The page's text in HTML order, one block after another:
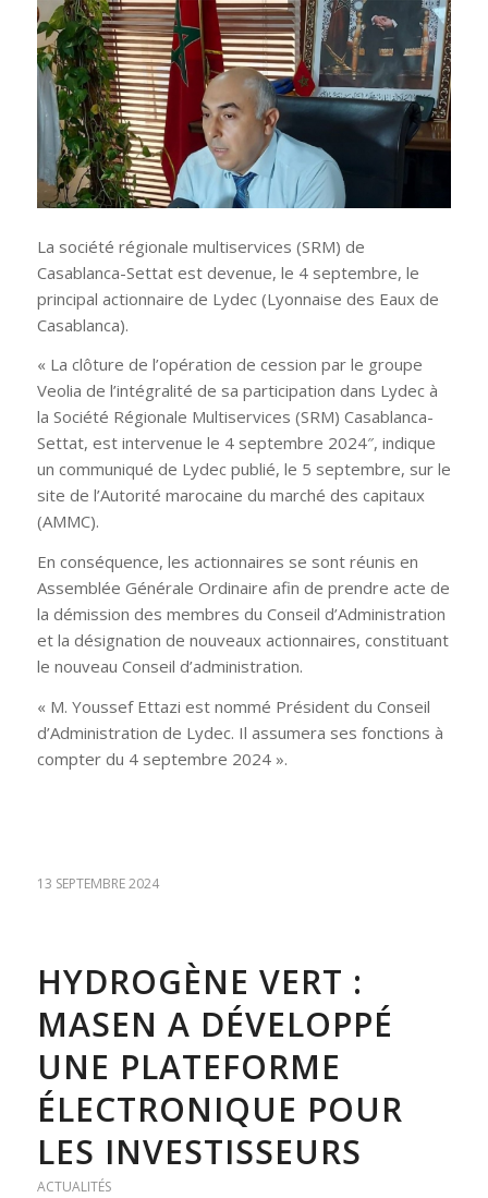
La société régionale multiservices (SRM) de
Casablanca-Settat est devenue, le 4 septembre, le
principal actionnaire de Lydec (Lyonnaise des Eaux de
Casablanca).
« La clôture de l’opération de cession par le groupe
Veolia de l’intégralité de sa participation dans Lydec à
la Société Régionale Multiservices (SRM) Casablanca-
Settat, est intervenue le 4 septembre 2024″, indique
un communiqué de Lydec publié, le 5 septembre, sur le
site de l’Autorité marocaine du marché des capitaux
(AMMC).
En conséquence, les actionnaires se sont réunis en
Assemblée Générale Ordinaire afin de prendre acte de
la démission des membres du Conseil d’Administration
et la désignation de nouveaux actionnaires, constituant
le nouveau Conseil d’administration.
« M. Youssef Ettazi est nommé Président du Conseil
d’Administration de Lydec. Il assumera ses fonctions à
compter du 4 septembre 2024 ».
13 SEPTEMBRE 2024
HYDROGÈNE VERT :
MASEN A DÉVELOPPÉ
UNE PLATEFORME
ÉLECTRONIQUE POUR
LES INVESTISSEURS
ACTUALITÉS